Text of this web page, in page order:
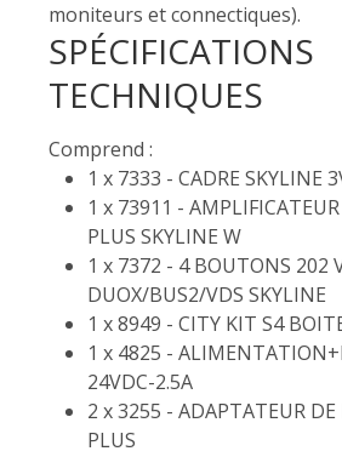
moniteurs et connectiques).
SPÉCIFICATIONS
TECHNIQUES
Comprend :
1 x 7333 - CADRE SKYLINE
1 x 73911 -
PLUS SKYLINE W
1 x 7372 - 4 BOUTONS 202
DUOX/BUS2/VDS SKYLINE
1 x 8949 - CITY KIT S4
1 x 4825 -
24VDC-2.5A
2 x 3255 - ADAPTATEUR
PLUS